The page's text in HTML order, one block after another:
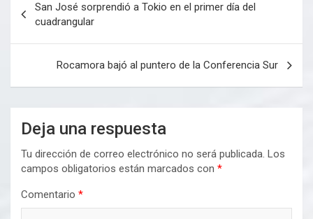
de
entradas
San José sorprendió a Tokio en el primer día del
cuadrangular
Rocamora bajó al puntero de la Conferencia Sur
Deja una respuesta
Tu dirección de correo electrónico no será publicada. Los
campos obligatorios están marcados con *
Comentario *